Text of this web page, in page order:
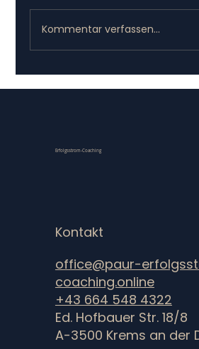
Halbzeit ohne
Kommentar verfassen...
Erfolgsstrom-Coaching
Kontakt
office@paur-
coaching.online
+43 664 548 4322
Ed. Hofbauer Str. 18/8
A-3500 Krems an der